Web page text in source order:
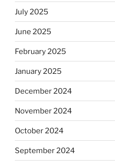
July 2025
June 2025
February 2025
January 2025
December 2024
November 2024
October 2024
September 2024